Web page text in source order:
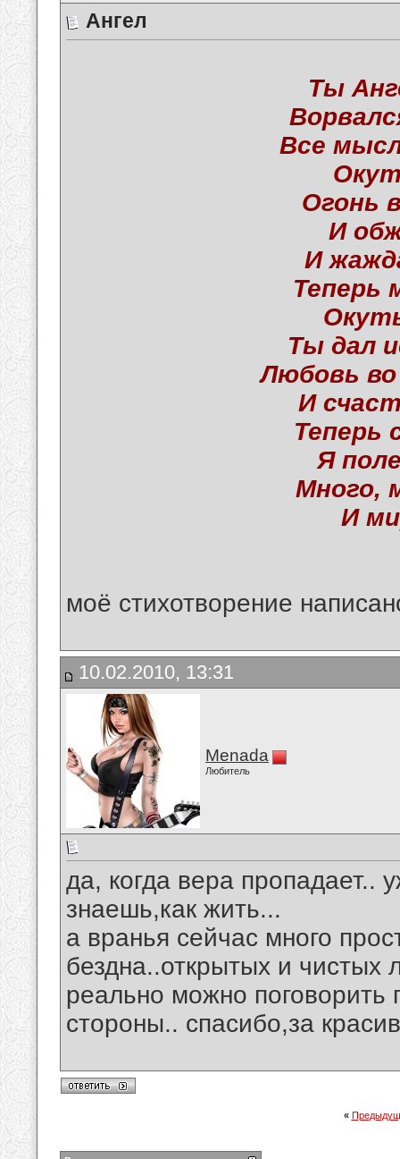
Ангел
Ты
Все
Огонь
И
И
Теперь
Ты дал
Любовь во
И
Теперь
Я
Много,
И
моё стихотворение
10.02.2010, 13:31
Menada
Любитель
да, когда вера пропадает..
знаешь,как жить...
а вранья сейчас много
бездна..открытых и чистых
реально можно
стороны.. спасибо,за
«